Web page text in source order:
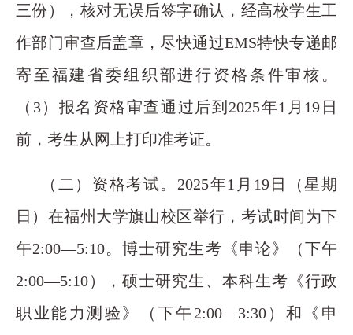
三份），核对无误后签字确认，经高校学生工
作部门审查后盖章，尽快通过EMS特快专递邮
寄至福建省委组织部进行资格条件审核。
（3）报名资格审查通过后到2025年1月19日
前，考生从网上打印准考证。
（二）资格考试。2025年1月19日（星期
日）在福州大学旗山校区举行，考试时间为下
午2:00—5:10。博士研究生考《申论》（下午
2:00—5:10），硕士研究生、本科生考《行政
职业能力测验》（下午2:00—3:30）和《申